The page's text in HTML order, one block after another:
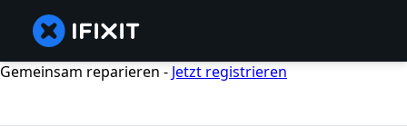
Gemeinsam reparieren - Jetzt registrieren